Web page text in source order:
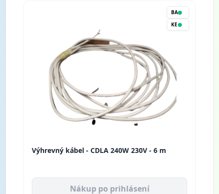
BA
KE
Výhrevný kábel - CDLA 240W 230V - 6 m
Nákup po prihlásení